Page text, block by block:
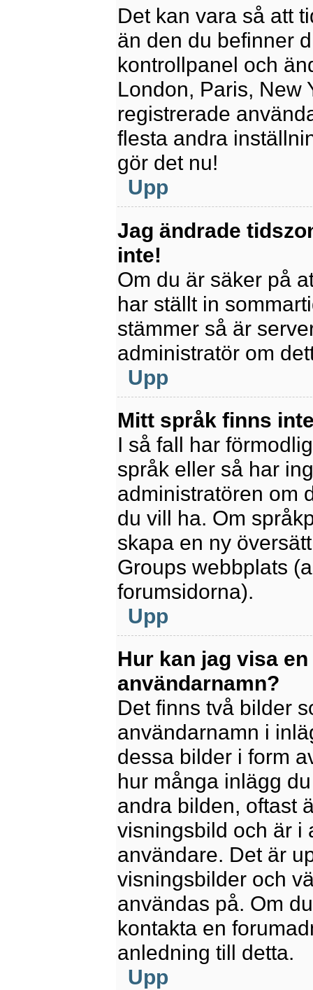
Det kan vara så att
än den du befinner
kontrollpanel och
London, Paris, New
registrerade
flesta andra
gör det nu!
Upp
Jag ändrade
inte!
Om du är säker på
har ställt in
stämmer så är
administratör om
Upp
Mitt språk finns
I så fall har
språk eller så har
administratören om
du vill ha. Om
skapa en ny
Groups webbplats
forumsidorna).
Upp
Hur kan jag visa
användarnamn?
Det finns två bilder
användarnamn i
dessa bilder i form
hur många inlägg
andra bilden, oftast
visningsbild och är i
användare. Det är
visningsbilder och
användas på. Om
kontakta en
anledning till detta.
Upp